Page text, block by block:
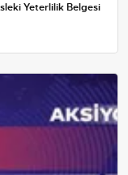
Yeterlilik Belgesi